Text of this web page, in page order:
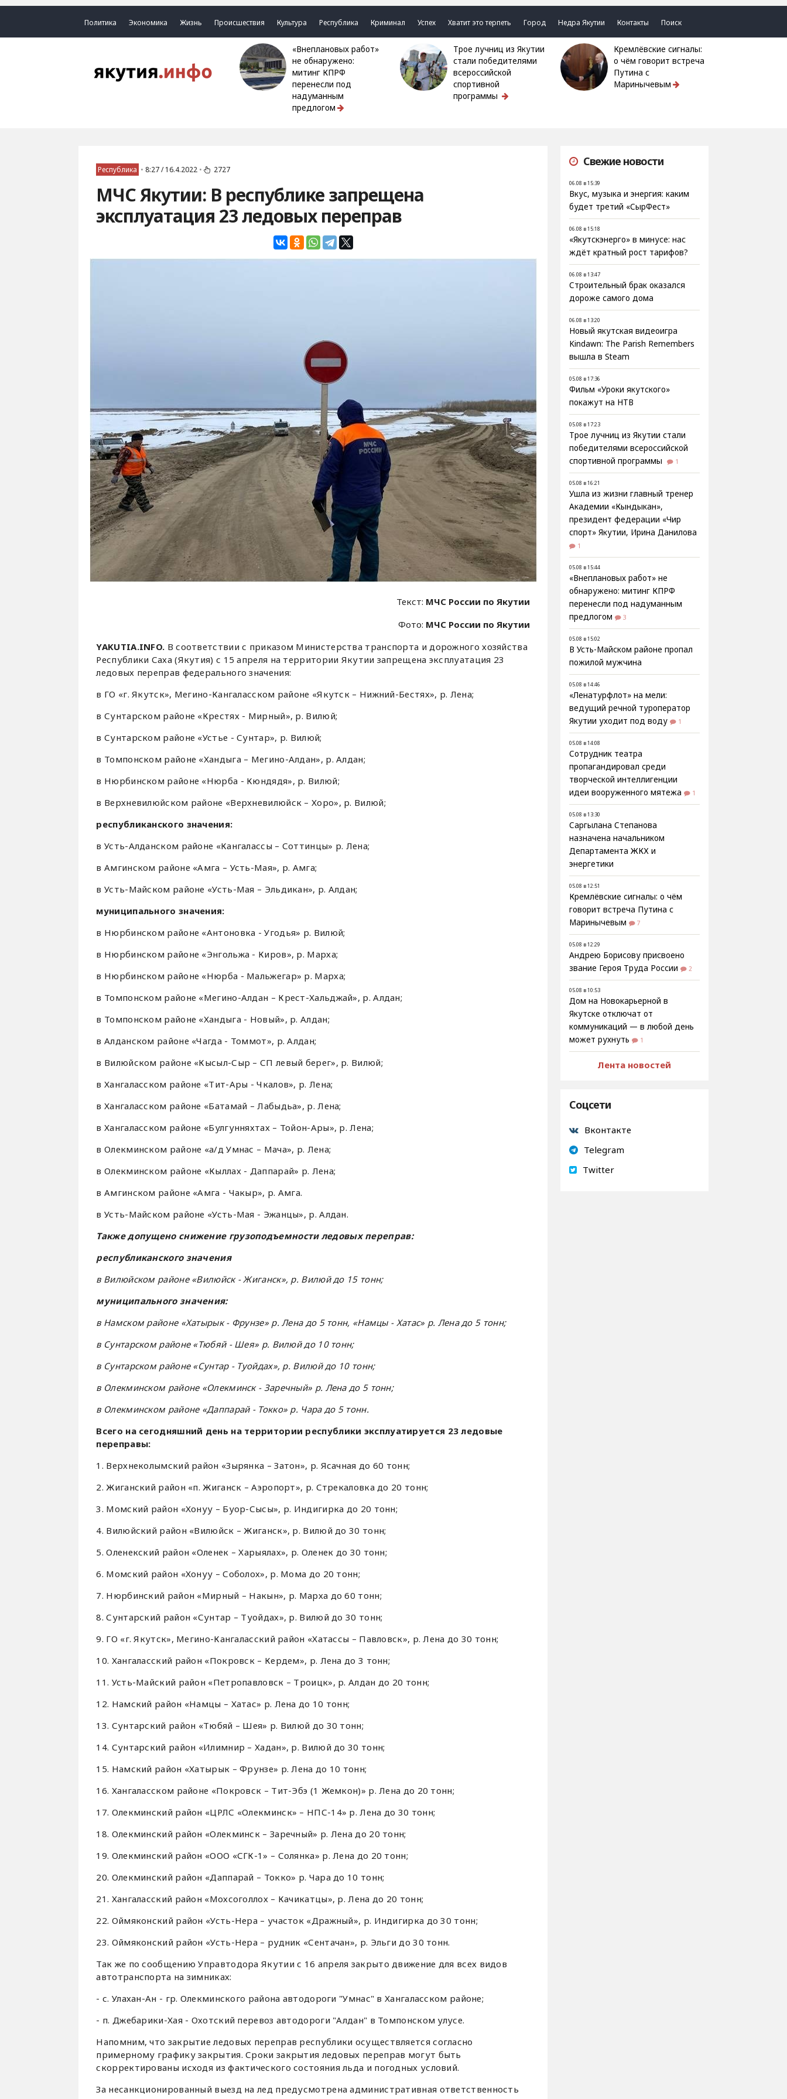
Политика Экономика Жизнь Происшествия Культура Республика Криминал Успех Хватит это терпеть Город Недра Якутии Контакты Поиск
«Внеплановых работ»
не обнаружено:
митинг КПРФ
перенесли под
надуманным
предлогом
Трое лучниц из Якутии
стали победителями
всероссийской
спортивной
программы
Кремлёвские сигналы:
о чём говорит встреча
Путина с
Маринычевым
Республика • 8:27 / 16.4.2022 • 2727
МЧС Якутии: В республике запрещена
эксплуатация 23 ледовых переправ
Текст: МЧС России по Якутии
Фото: МЧС России по Якутии
YAKUTIA.INFO. В соответствии с приказом Министерства транспорта и дорожного хозяйства
Республики Саха (Якутия) с 15 апреля на территории Якутии запрещена эксплуатация 23
ледовых переправ федерального значения:
в ГО «г. Якутск», Мегино-Кангаласском районе «Якутск – Нижний-Бестях», р. Лена;
в Сунтарском районе «Крестях - Мирный», р. Вилюй;
в Сунтарском районе «Устье - Сунтар», р. Вилюй;
в Томпонском районе «Хандыга – Мегино-Алдан», р. Алдан;
в Нюрбинском районе «Нюрба - Кюндядя», р. Вилюй;
в Верхневилюйском районе «Верхневилюйск – Хоро», р. Вилюй;
республиканского значения:
в Усть-Алданском районе «Кангалассы – Соттинцы» р. Лена;
в Амгинском районе «Амга – Усть-Мая», р. Амга;
в Усть-Майском районе «Усть-Мая – Эльдикан», р. Алдан;
муниципального значения:
в Нюрбинском районе «Антоновка - Угодья» р. Вилюй;
в Нюрбинском районе «Энгольжа - Киров», р. Марха;
в Нюрбинском районе «Нюрба - Мальжегар» р. Марха;
в Томпонском районе «Мегино-Алдан – Крест-Хальджай», р. Алдан;
в Томпонском районе «Хандыга - Новый», р. Алдан;
в Алданском районе «Чагда - Томмот», р. Алдан;
в Вилюйском районе «Кысыл-Сыр – СП левый берег», р. Вилюй;
в Хангаласском районе «Тит-Ары - Чкалов», р. Лена;
в Хангаласском районе «Батамай – Лабыдьа», р. Лена;
в Хангаласском районе «Булгунняхтах – Тойон-Ары», р. Лена;
в Олекминском районе «а/д Умнас – Мача», р. Лена;
в Олекминском районе «Кыллах - Даппарай» р. Лена;
в Амгинском районе «Амга - Чакыр», р. Амга.
в Усть-Майском районе «Усть-Мая - Эжанцы», р. Алдан.
Также допущено снижение грузоподъемности ледовых переправ:
республиканского значения
в Вилюйском районе «Вилюйск - Жиганск», р. Вилюй до 15 тонн;
муниципального значения:
в Намском районе «Хатырык - Фрунзе» р. Лена до 5 тонн, «Намцы - Хатас» р. Лена до 5 тонн;
в Сунтарском районе «Тюбяй - Шея» р. Вилюй до 10 тонн;
в Сунтарском районе «Сунтар - Туойдах», р. Вилюй до 10 тонн;
в Олекминском районе «Олекминск - Заречный» р. Лена до 5 тонн;
в Олекминском районе «Даппарай - Токко» р. Чара до 5 тонн.
Всего на сегодняшний день на территории республики эксплуатируется 23 ледовые
переправы:
1. Верхнеколымский район «Зырянка – Затон», р. Ясачная до 60 тонн;
2. Жиганский район «п. Жиганск – Аэропорт», р. Стрекаловка до 20 тонн;
3. Момский район «Хонуу – Буор-Сысы», р. Индигирка до 20 тонн;
4. Вилюйский район «Вилюйск – Жиганск», р. Вилюй до 30 тонн;
5. Оленекский район «Оленек – Харыялах», р. Оленек до 30 тонн;
6. Момский район «Хонуу – Соболох», р. Мома до 20 тонн;
7. Нюрбинский район «Мирный – Накын», р. Марха до 60 тонн;
8. Сунтарский район «Сунтар – Туойдах», р. Вилюй до 30 тонн;
9. ГО «г. Якутск», Мегино-Кангаласский район «Хатассы – Павловск», р. Лена до 30 тонн;
10. Хангаласский район «Покровск – Кердем», р. Лена до 3 тонн;
11. Усть-Майский район «Петропавловск – Троицк», р. Алдан до 20 тонн;
12. Намский район «Намцы – Хатас» р. Лена до 10 тонн;
13. Сунтарский район «Тюбяй – Шея» р. Вилюй до 30 тонн;
14. Сунтарский район «Илимнир – Хадан», р. Вилюй до 30 тонн;
15. Намский район «Хатырык – Фрунзе» р. Лена до 10 тонн;
16. Хангаласском районе «Покровск – Тит-Эбэ (1 Жемкон)» р. Лена до 20 тонн;
17. Олекминский район «ЦРЛС «Олекминск» – НПС-14» р. Лена до 30 тонн;
18. Олекминский район «Олекминск – Заречный» р. Лена до 20 тонн;
19. Олекминский район «ООО «СГК-1» – Солянка» р. Лена до 20 тонн;
20. Олекминский район «Даппарай – Токко» р. Чара до 10 тонн;
21. Хангаласский район «Мохсоголлох – Качикатцы», р. Лена до 20 тонн;
22. Оймяконский район «Усть-Нера – участок «Дражный», р. Индигирка до 30 тонн;
23. Оймяконский район «Усть-Нера – рудник «Сентачан», р. Эльги до 30 тонн.
Так же по сообщению Управтодора Якутии с 16 апреля закрыто движение для всех видов
автотранспорта на зимниках:
- с. Улахан-Ан - гр. Олекминского района автодороги "Умнас" в Хангаласском районе;
- п. Джебарики-Хая - Охотский перевоз автодороги "Алдан" в Томпонском улусе.
Напомним, что закрытие ледовых переправ республики осуществляется согласно
примерному графику закрытия. Сроки закрытия ледовых переправ могут быть
скорректированы исходя из фактического состояния льда и погодных условий.
За несанкционированный выезд на лед предусмотрена административная ответственность
Свежие новости
06.08 в 15:39
Вкус, музыка и энергия: каким
будет третий «СырФест»
06.08 в 15:18
«Якутскэнерго» в минусе: нас
ждёт кратный рост тарифов?
06.08 в 13:47
Строительный брак оказался
дороже самого дома
06.08 в 13:20
Новый якутская видеоигра
Kindawn: The Parish Remembers
вышла в Steam
05.08 в 17:36
Фильм «Уроки якутского»
покажут на НТВ
05.08 в 17:23
Трое лучниц из Якутии стали
победителями всероссийской
спортивной программы
1
05.08 в 16:21
Ушла из жизни главный тренер
Академии «Кындыкан»,
президент федерации «Чир
спорт» Якутии, Ирина Данилова
1
05.08 в 15:44
«Внеплановых работ» не
обнаружено: митинг КПРФ
перенесли под надуманным
предлогом
3
05.08 в 15:02
В Усть-Майском районе пропал
пожилой мужчина
05.08 в 14:46
«Ленатурфлот» на мели:
ведущий речной туроператор
Якутии уходит под воду
1
05.08 в 14:08
Сотрудник театра
пропагандировал среди
творческой интеллигенции
идеи вооруженного мятежа
1
05.08 в 13:30
Саргылана Степанова
назначена начальником
Департамента ЖКХ и
энергетики
05.08 в 12:51
Кремлёвские сигналы: о чём
говорит встреча Путина с
Маринычевым
7
05.08 в 12:29
Андрею Борисову присвоено
звание Героя Труда России
2
05.08 в 10:53
Дом на Новокарьерной в
Якутске отключат от
коммуникаций — в любой день
может рухнуть
1
Лента новостей
Соцсети
Вконтакте
Telegram
Twitter